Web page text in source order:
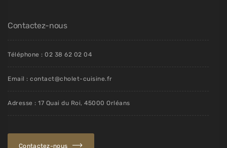
Contactez-nous
Téléphone : 02 38 62 02 04
Email : contact@cholet-cuisine.fr
Adresse : 17 Quai du Roi, 45000 Orléans
Contactez-nous